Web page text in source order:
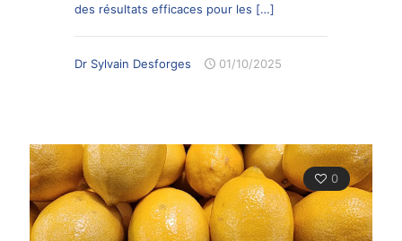
des résultats efficaces pour les […]
Dr Sylvain Desforges 01/10/2025
0